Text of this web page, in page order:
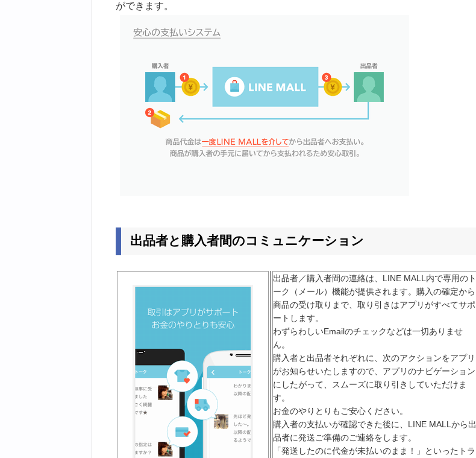
ができます。
出品者と購入者間のコミュニケーション
出品者／購入者間の連絡は、LINE MALL内で専用のト
ーク（メール）機能が提供されます。購入の確定から
商品の受け取りまで、取り引きはアプリがすべてサポ
ートします。
わずらわしいEmailのチェックなどは一切ありませ
ん。
購入者と出品者それぞれに、次のアクションをアプリ
がお知らせいたしますので、アプリのナビゲーション
にしたがって、スムーズに取り引きしていただけま
す。
お金のやりとりもご安心ください。
購入者の支払いが確認できた後に、LINE MALLから出
品者に発送ご準備のご連絡をします。
「発送したのに代金が未払いのまま！」といったトラ